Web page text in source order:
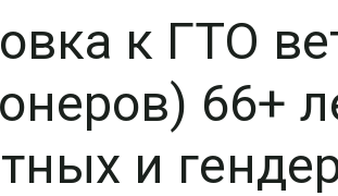
к ГТО
66+
и